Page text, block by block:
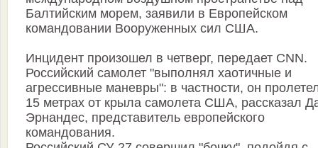
Балтийским морем, заявили в Европейском
командовании Вооруженных сил США.
Инцидент произошел в четверг, передает CNN.
Российский самолет "выполнял хаотичные и
агрессивные маневры": в частности, он
15 метрах от крыла самолета США, рассказал
Эрнандес, представитель европейского
командования.